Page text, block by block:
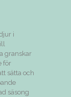
i
granskar
för
sätta och
säsong